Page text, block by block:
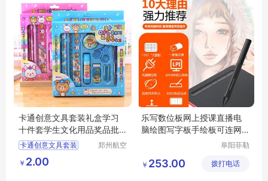
卡通创意文具套装礼盒学习
十件套学生文化用品奖品批
发
卡通创意文具套装
礼盒学习十件套
学生文化用品奖品批发
郑州航空
￥ 2.00
乐写数位板网上授课直播电
脑绘图写字板手绘板可连网
阜阳菲勒
公司
￥ 253.00 拨打电话